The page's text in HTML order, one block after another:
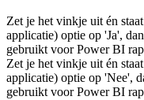
Zet je het vinkje uit én
applicatie) optie op 'Ja',
gebruikt voor Power BI
Zet je het vinkje uit én
applicatie) optie op 'Nee',
gebruikt voor Power BI